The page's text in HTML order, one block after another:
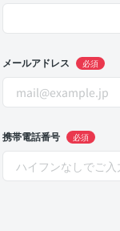
メールアドレス 必須
携帯電話番号 必須